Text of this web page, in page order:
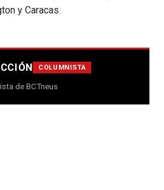
y Caracas.
COLUMNISTA
de BCTneus